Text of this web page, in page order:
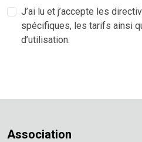
J’ai lu et j’accepte les
spécifiques, les tarifs ainsi
d’utilisation.
Association